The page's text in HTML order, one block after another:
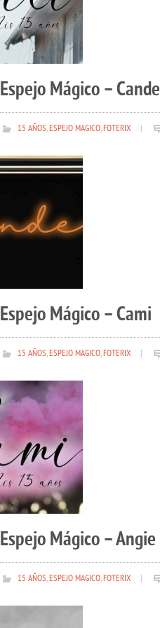
Espejo Mágico – Cande
15 AÑOS,ESPEJO MAGICO,FOTERIX
Espejo Mágico – Cami
15 AÑOS,ESPEJO MAGICO,FOTERIX
Espejo Mágico – Angie
15 AÑOS,ESPEJO MAGICO,FOTERIX